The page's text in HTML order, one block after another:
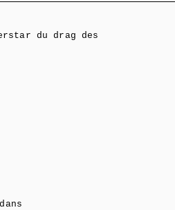
du drag des